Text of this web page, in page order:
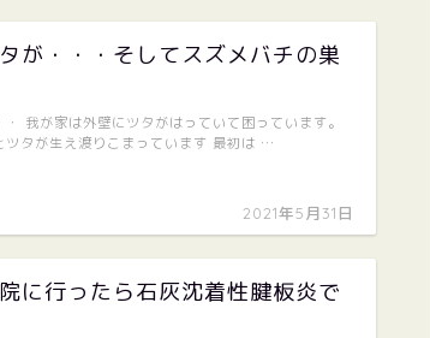
が・・・そしてスズメバチの巣
2021年5月31日
我が家は外壁にツタがはっていて困っています。
ツタが生え渡りこまっています 最初は …
に行ったら石灰沈着性腱板炎で